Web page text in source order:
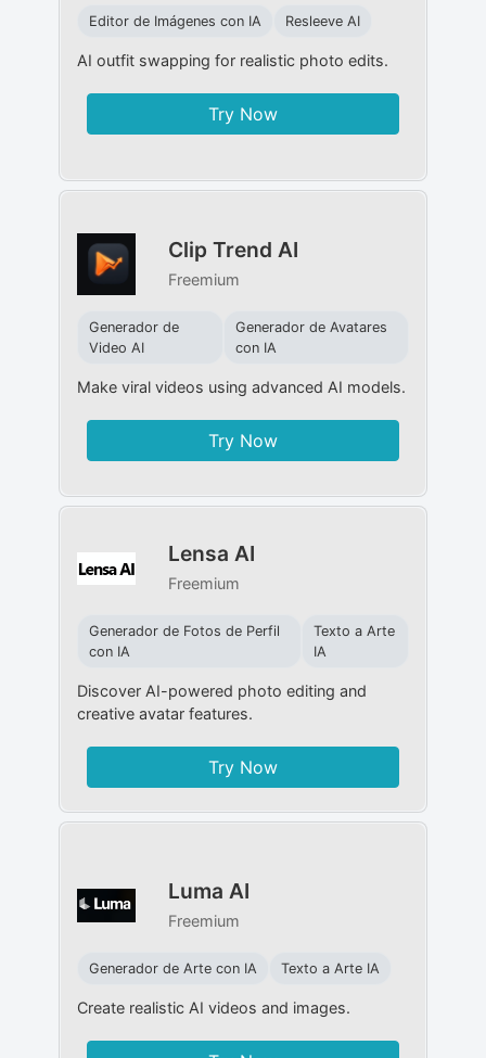
Editor de Imágenes con IA Resleeve AI
AI outfit swapping for realistic photo edits.
Try Now
Clip Trend AI
Freemium
Generador de
Video AI
Generador de Avatares
con IA
Make viral videos using advanced AI models.
Try Now
Lensa AI
Freemium
Generador de Fotos de Perfil
con IA
Texto a Arte
IA
Discover AI-powered photo editing and
creative avatar features.
Try Now
Luma AI
Freemium
Generador de Arte con IA Texto a Arte IA
Create realistic AI videos and images.